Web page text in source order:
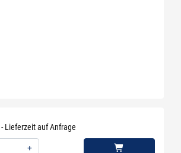
Lieferzeit auf Anfrage
+